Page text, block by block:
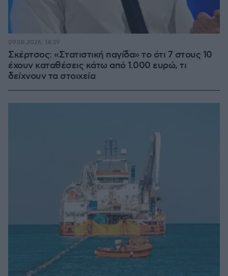
Σκέρτσος: «Στατιστική παγίδα» το ότι 7 στους 10
έχουν καταθέσεις κάτω από 1.000 ευρώ, τι
δείχνουν τα στοιχεία
09.08.2026, 14:39